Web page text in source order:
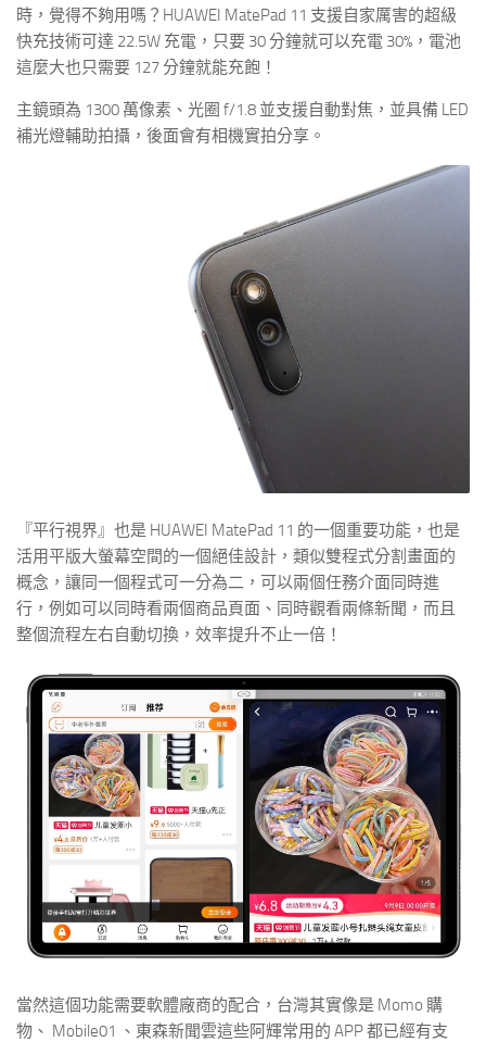
時，覺得不夠用嗎？HUAWEI MatePad 11 支援自家厲害的超級
快充技術可達 22.5W 充電，只要 30 分鐘就可以充電 30%，電池
這麼大也只需要 127 分鐘就能充飽！
主鏡頭為 1300 萬像素、光圈 f/1.8 並支援自動對焦，並具備 LED
補光燈輔助拍攝，後面會有相機實拍分享。
『平行視界』也是 HUAWEI MatePad 11 的一個重要功能，也是
活用平版大螢幕空間的一個絕佳設計，類似雙程式分割畫面的
概念，讓同一個程式可一分為二，可以兩個任務介面同時進
行，例如可以同時看兩個商品頁面、同時觀看兩條新聞，而且
整個流程左右自動切換，效率提升不止一倍！
當然這個功能需要軟體廠商的配合，台灣其實像是 Momo 購
物、 Mobile01 、東森新聞雲這些阿輝常用的 APP 都已經有支